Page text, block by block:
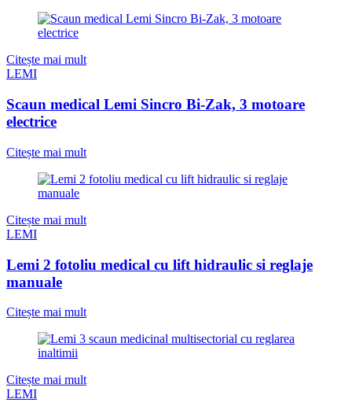
Citește mai mult
LEMI
Scaun medical Lemi Sincro Bi-Zak, 3 motoare
electrice
Citește mai mult
Citește mai mult
LEMI
Lemi 2 fotoliu medical cu lift hidraulic si reglaje
manuale
Citește mai mult
Citește mai mult
LEMI